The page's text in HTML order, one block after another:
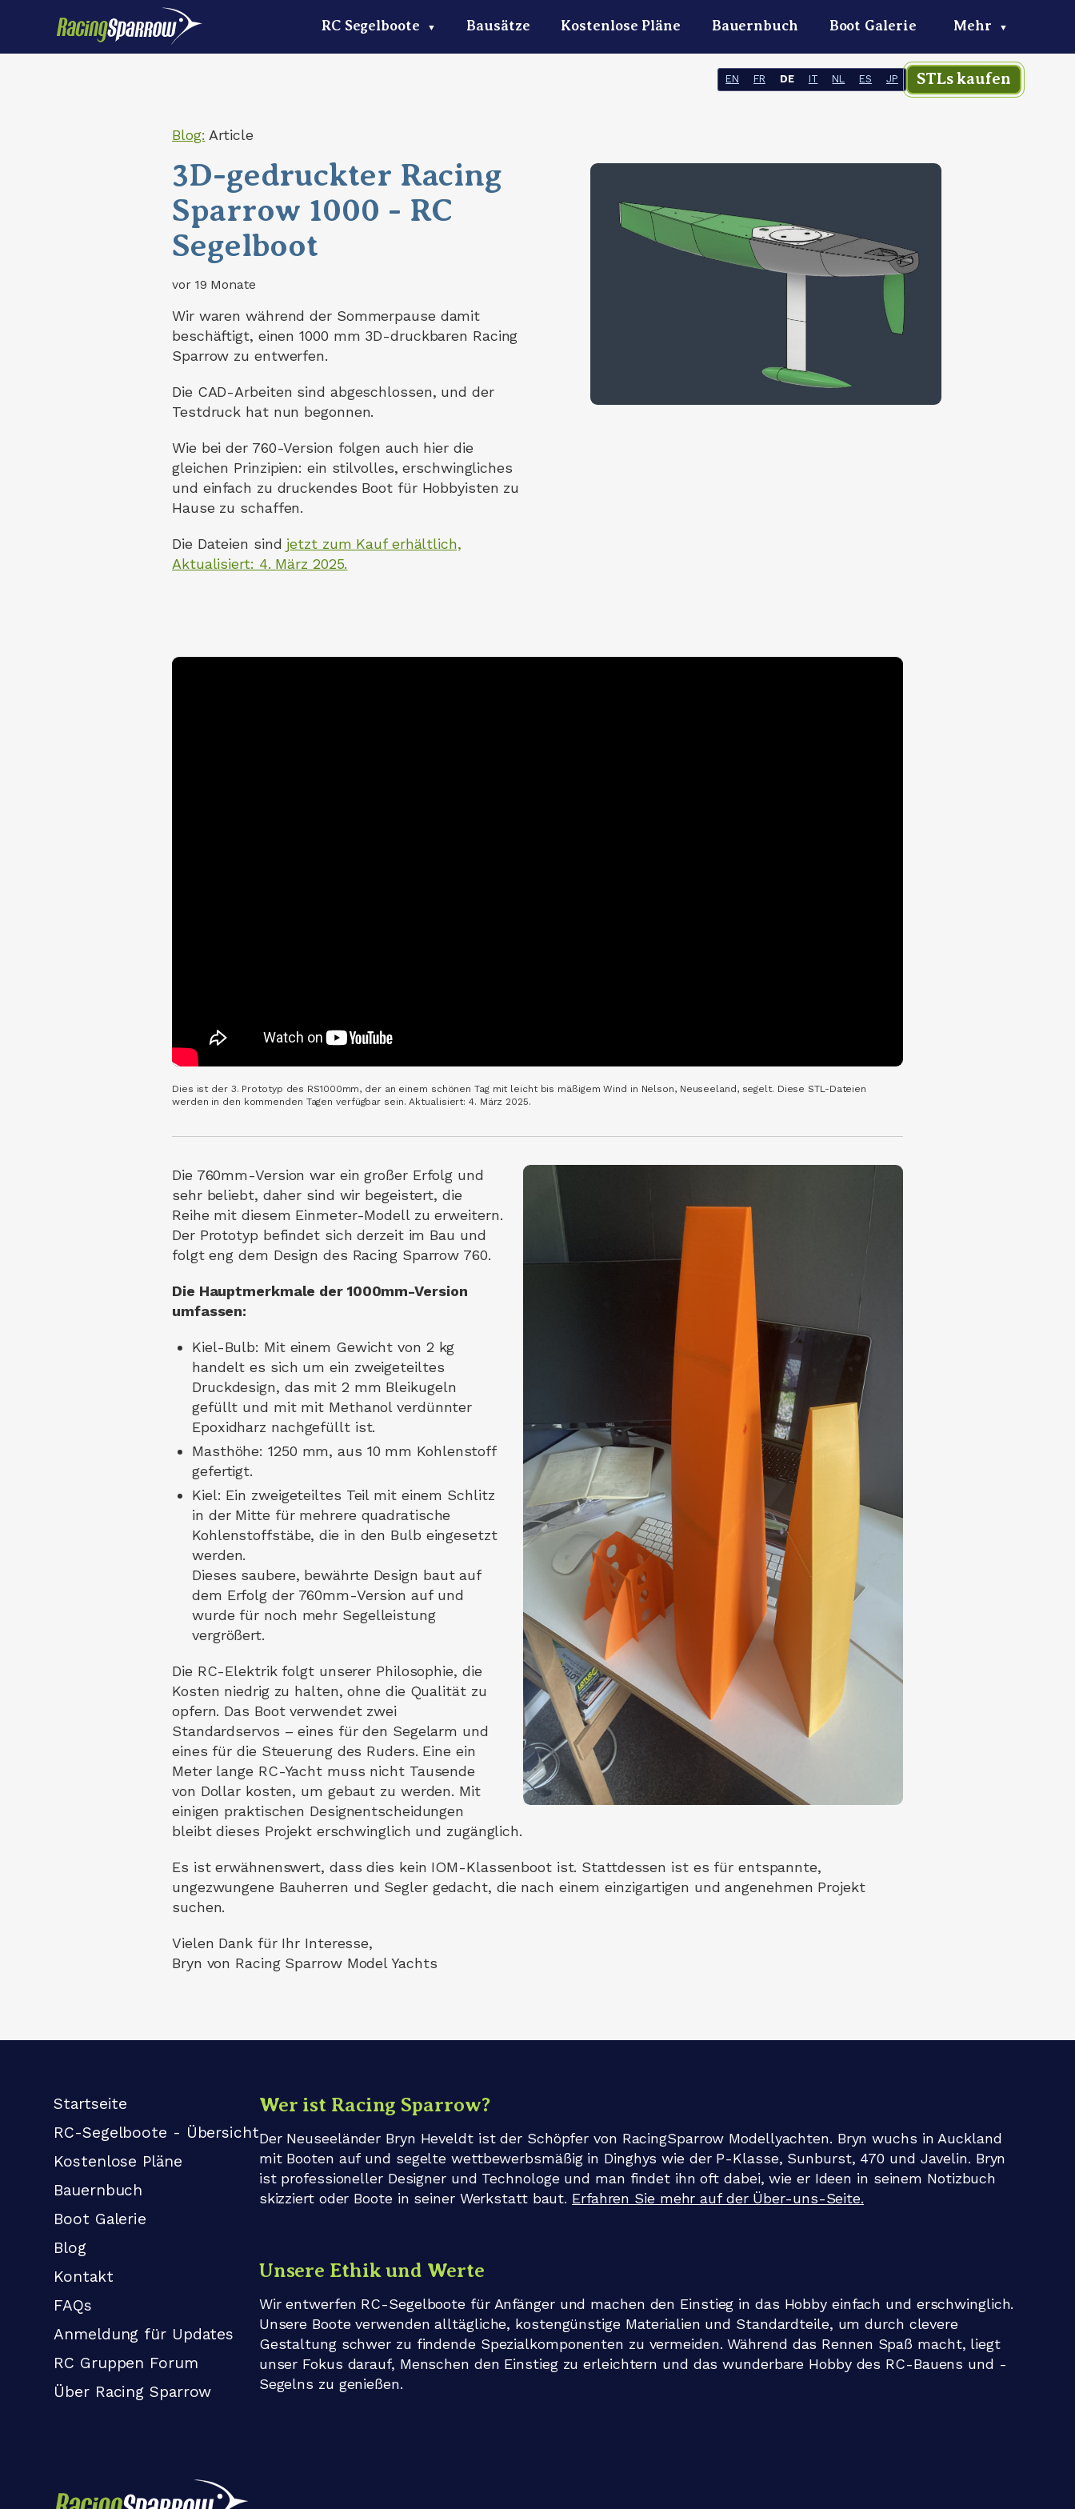
RC Segelboote ▼ Bausätze Kostenlose Pläne Bauernbuch Boot Galerie Mehr ▼
EN FR DE IT NL ES JP STLs kaufen
Blog: Article
3D-gedruckter Racing
Sparrow 1000 - RC
Segelboot
vor 19 Monate
Wir waren während der Sommerpause damit
beschäftigt, einen 1000 mm 3D-druckbaren Racing
Sparrow zu entwerfen.
Die CAD-Arbeiten sind abgeschlossen, und der
Testdruck hat nun begonnen.
Wie bei der 760-Version folgen auch hier die
gleichen Prinzipien: ein stilvolles, erschwingliches
und einfach zu druckendes Boot für Hobbyisten zu
Hause zu schaffen.
Die Dateien sind jetzt zum Kauf erhältlich,
Aktualisiert: 4. März 2025.
Dies ist der 3. Prototyp des RS1000mm, der an einem schönen Tag mit leicht bis mäßigem Wind in Nelson, Neuseeland, segelt. Diese STL-Dateien
werden in den kommenden Tagen verfügbar sein. Aktualisiert: 4. März 2025.
Die 760mm-Version war ein großer Erfolg und
sehr beliebt, daher sind wir begeistert, die
Reihe mit diesem Einmeter-Modell zu erweitern.
Der Prototyp befindet sich derzeit im Bau und
folgt eng dem Design des Racing Sparrow 760.
Die Hauptmerkmale der 1000mm-Version
umfassen:
Kiel-Bulb: Mit einem Gewicht von 2 kg
handelt es sich um ein zweigeteiltes
Druckdesign, das mit 2 mm Bleikugeln
gefüllt und mit mit Methanol verdünnter
Epoxidharz nachgefüllt ist.
Masthöhe: 1250 mm, aus 10 mm Kohlenstoff
gefertigt.
Kiel: Ein zweigeteiltes Teil mit einem Schlitz
in der Mitte für mehrere quadratische
Kohlenstoffstäbe, die in den Bulb eingesetzt
werden.
Dieses saubere, bewährte Design baut auf
dem Erfolg der 760mm-Version auf und
wurde für noch mehr Segelleistung
vergrößert.
Die RC-Elektrik folgt unserer Philosophie, die
Kosten niedrig zu halten, ohne die Qualität zu
opfern. Das Boot verwendet zwei
Standardservos – eines für den Segelarm und
eines für die Steuerung des Ruders. Eine ein
Meter lange RC-Yacht muss nicht Tausende
von Dollar kosten, um gebaut zu werden. Mit
einigen praktischen Designentscheidungen
bleibt dieses Projekt erschwinglich und zugänglich.
Es ist erwähnenswert, dass dies kein IOM-Klassenboot ist. Stattdessen ist es für entspannte,
ungezwungene Bauherren und Segler gedacht, die nach einem einzigartigen und angenehmen Projekt
suchen.
Vielen Dank für Ihr Interesse,
Bryn von Racing Sparrow Model Yachts
Startseite
RC-Segelboote - Übersicht
Kostenlose Pläne
Bauernbuch
Boot Galerie
Blog
Kontakt
FAQs
Anmeldung für Updates
RC Gruppen Forum
Über Racing Sparrow
Wer ist Racing Sparrow?
Der Neuseeländer Bryn Heveldt ist der Schöpfer von RacingSparrow Modellyachten. Bryn wuchs in Auckland
mit Booten auf und segelte wettbewerbsmäßig in Dinghys wie der P-Klasse, Sunburst, 470 und Javelin. Bryn
ist professioneller Designer und Technologe und man findet ihn oft dabei, wie er Ideen in seinem Notizbuch
skizziert oder Boote in seiner Werkstatt baut. Erfahren Sie mehr auf der Über-uns-Seite.
Unsere Ethik und Werte
Wir entwerfen RC-Segelboote für Anfänger und machen den Einstieg in das Hobby einfach und erschwinglich.
Unsere Boote verwenden alltägliche, kostengünstige Materialien und Standardteile, um durch clevere
Gestaltung schwer zu findende Spezialkomponenten zu vermeiden. Während das Rennen Spaß macht, liegt
unser Fokus darauf, Menschen den Einstieg zu erleichtern und das wunderbare Hobby des RC-Bauens und -
Segelns zu genießen.